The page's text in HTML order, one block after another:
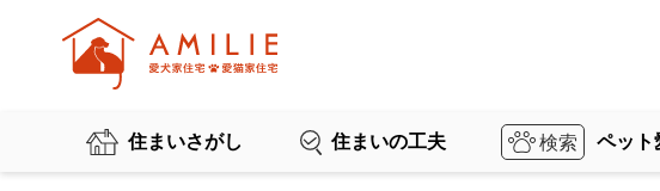
住まいさがし 住まいの工夫 ペット